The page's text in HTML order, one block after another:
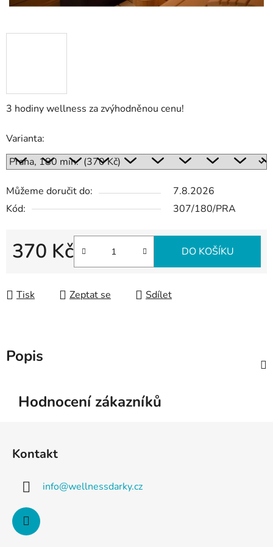
3 hodiny wellness za zvýhodněnou cenu!
Varianta:
Můžeme doručit do:
7.8.2026
Kód:
307/180/PRA
370 Kč DO KOŠÍKU
Tisk Zeptat se Sdílet
Popis
Hodnocení zákazníků
Kontakt
info@wellnessdarky.cz